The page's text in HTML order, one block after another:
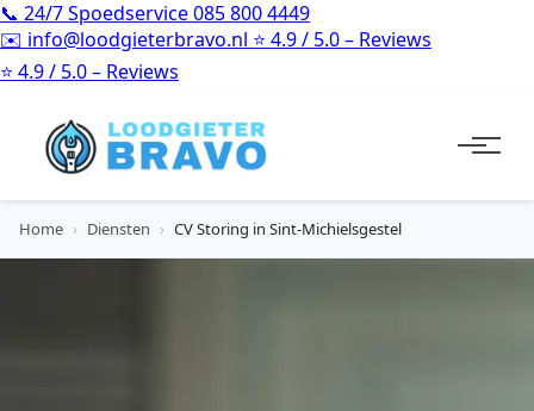
📞 24/7 Spoedservice085 800 4449
✉️ info@loodgieterbravo.nl ⭐ 4.9 / 5.0 – Reviews
⭐ 4.9 / 5.0 – Reviews
Home › Diensten › CV Storing in Sint-Michielsgestel